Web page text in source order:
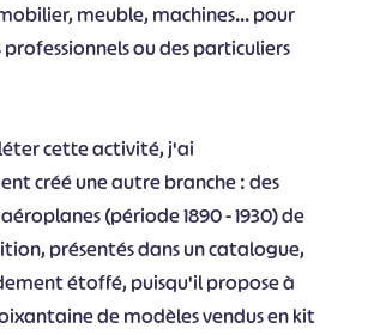
meuble, machines... pour
professionnels ou des particuliers
cette activité, j'ai
créé une autre branche : des
(période 1890 - 1930) de
présentés dans un catalogue,
étoffé, puisqu'il propose à
de modèles vendus en kit